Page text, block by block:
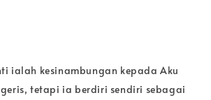
ialah kesinambungan kepada Aku
tetapi ia berdiri sendiri sebagai